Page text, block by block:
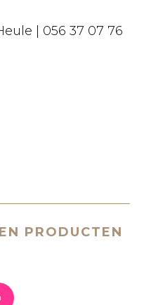
| 056 37 07 76
PRODUCTEN